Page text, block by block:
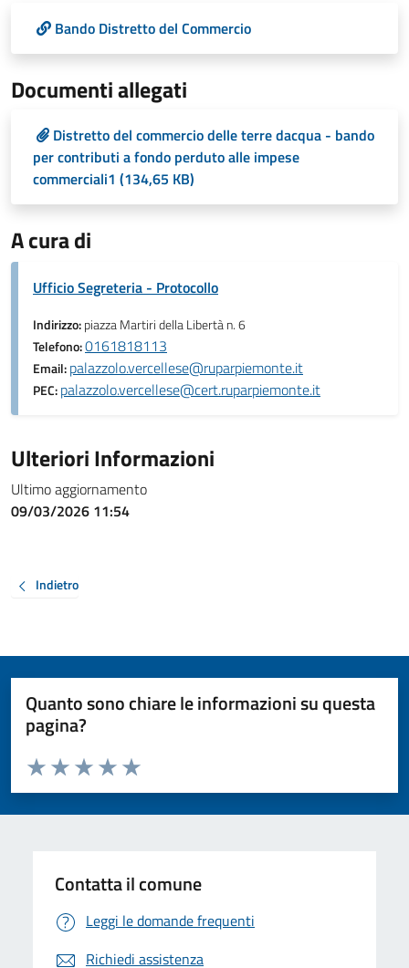
Bando Distretto del Commercio
Documenti allegati
Distretto del commercio delle terre dacqua - bando
per contributi a fondo perduto alle impese
commerciali1 (134,65 KB)
A cura di
Ufficio Segreteria - Protocollo
Indirizzo:piazza Martiri della Libertà n. 6
Telefono:0161818113
Email:palazzolo.vercellese@ruparpiemonte.it
PEC:palazzolo.vercellese@cert.ruparpiemonte.it
Ulteriori Informazioni
Ultimo aggiornamento
09/03/2026 11:54
Indietro
Quanto sono chiare le informazioni su questa
pagina?
Valuta da 1 a 5 stelle la pagina
Valuta 5 stelle su 5
Valuta 4 stelle su 5
Valuta 3 stelle su 5
Valuta 2 stelle su 5
Valuta 1 stelle su 5
Contatta il comune
Leggi le domande frequenti
Richiedi assistenza